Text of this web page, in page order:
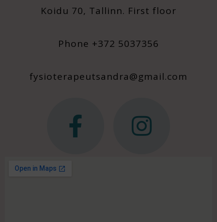
Koidu 70, Tallinn. First floor
Phone +372 5037356
fysioterapeutsandra@gmail.com